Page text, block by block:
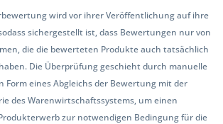
wird vor ihrer Veröffentlichung auf ihre
sichergestellt ist, dass Bewertungen nur von
die die bewerteten Produkte auch tatsächlich
Die Überprüfung geschieht durch manuelle
Form eines Abgleichs der Bewertung mit der
des Warenwirtschaftssystems, um einen
zur notwendigen Bedingung für die